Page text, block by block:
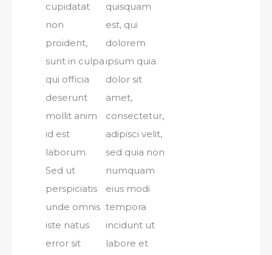
cupidatat
non
proident,
sunt in culpa
qui officia
deserunt
mollit anim
id est
laborum.
Sed ut
perspiciatis
unde omnis
iste natus
error sit
quisquam
est, qui
dolorem
ipsum quia
dolor sit
amet,
consectetur,
adipisci velit,
sed quia non
numquam
eius modi
tempora
incidunt ut
labore et